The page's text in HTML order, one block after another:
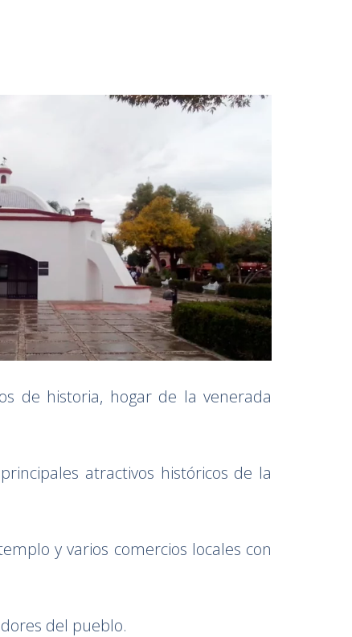
de historia, hogar de la venerada
atractivos históricos de la
y varios comercios locales con
del pueblo.